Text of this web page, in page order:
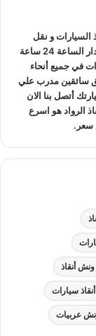
مواقف سيارتك
كان عطل او
مما يجعل
:السياراتو نقل
والمعدات ولدينا اسطول سيارات يعمل علي مدار الساعة 24 ساعة
في جميع أنحاء
سائقين مدرب علي
أتصل بنا الان
الرواد هو اسرع
سعر.
أنقاذ
سيارات
عربيات